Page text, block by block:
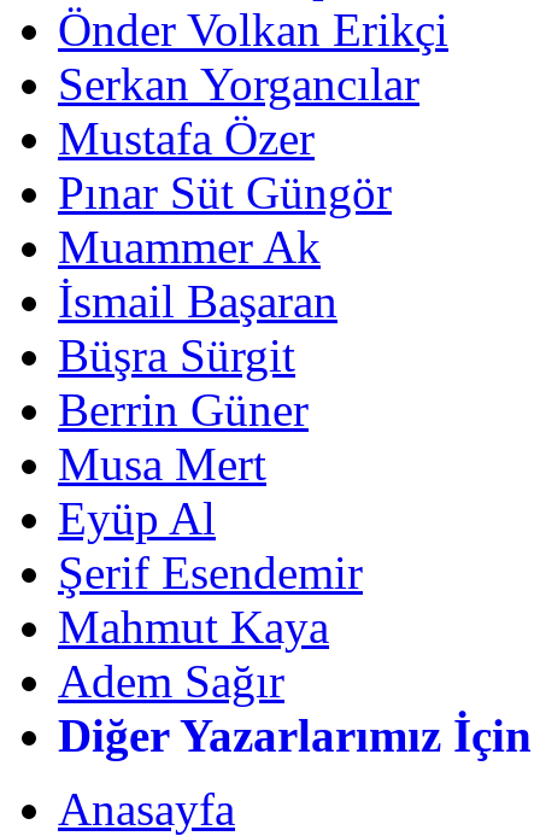
Önder Volkan Erikçi
Serkan Yorgancılar
Mustafa Özer
Pınar Süt Güngör
Muammer Ak
İsmail Başaran
Büşra Sürgit
Berrin Güner
Musa Mert
Eyüp Al
Şerif Esendemir
Mahmut Kaya
Adem Sağır
Diğer Yazarlarımız İçin
Anasayfa